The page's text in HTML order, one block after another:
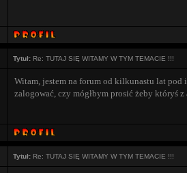
Tytuł: Re: TUTAJ SIĘ WITAMY W TYM TEMACIE !!!
Witam, jestem na forum od kilkunastu lat pod
zalogować, czy mógłbym prosić żeby któryś
Tytuł: Re: TUTAJ SIĘ WITAMY W TYM TEMACIE !!!